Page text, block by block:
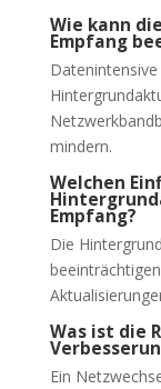
Wie kann
Empfang
mindern.
Welchen
Empfang?
Die
Was ist die
Ein